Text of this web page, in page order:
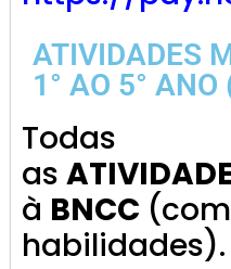
ATIVIDADES
1° AO 5° ANO
Todas
as
à BNCC
habilidades).